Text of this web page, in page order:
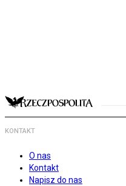
KONTAKT
O nas
Kontakt
Napisz do nas